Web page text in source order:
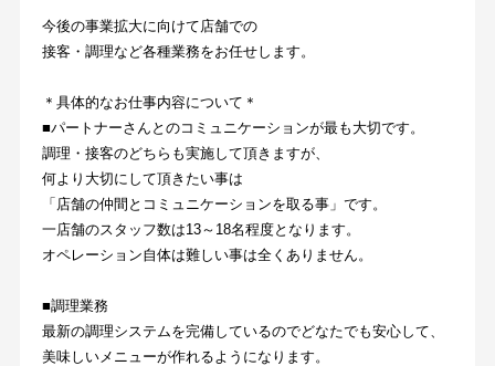
今後の事業拡大に向けて店舗での
接客・調理など各種業務をお任せします。
＊具体的なお仕事内容について＊
■パートナーさんとのコミュニケーションが最も大切です。
調理・接客のどちらも実施して頂きますが、
何より大切にして頂きたい事は
「店舗の仲間とコミュニケーションを取る事」です。
一店舗のスタッフ数は13～18名程度となります。
オペレーション自体は難しい事は全くありません。
■調理業務
最新の調理システムを完備しているのでどなたでも安心して、
美味しいメニューが作れるようになります。